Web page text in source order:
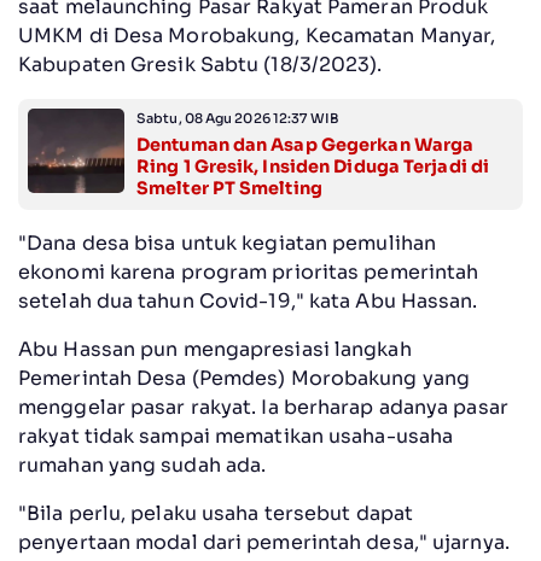
saat melaunching Pasar Rakyat Pameran Produk
UMKM di Desa Morobakung, Kecamatan Manyar,
Kabupaten Gresik Sabtu (18/3/2023).
Sabtu, 08 Agu 2026 12:37 WIB
Dentuman dan Asap Gegerkan Warga
Ring 1 Gresik, Insiden Diduga Terjadi di
Smelter PT Smelting
"Dana desa bisa untuk kegiatan pemulihan
ekonomi karena program prioritas pemerintah
setelah dua tahun Covid-19," kata Abu Hassan.
Abu Hassan pun mengapresiasi langkah
Pemerintah Desa (Pemdes) Morobakung yang
menggelar pasar rakyat. Ia berharap adanya pasar
rakyat tidak sampai mematikan usaha-usaha
rumahan yang sudah ada.
"Bila perlu, pelaku usaha tersebut dapat
penyertaan modal dari pemerintah desa," ujarnya.